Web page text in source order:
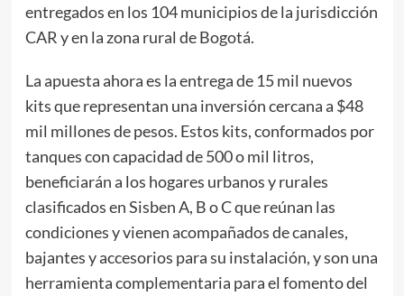
entregados en los 104 municipios de la jurisdicción
CAR y en la zona rural de Bogotá.
La apuesta ahora es la entrega de 15 mil nuevos
kits que representan una inversión cercana a $48
mil millones de pesos. Estos kits, conformados por
tanques con capacidad de 500 o mil litros,
beneficiarán a los hogares urbanos y rurales
clasificados en Sisben A, B o C que reúnan las
condiciones y vienen acompañados de canales,
bajantes y accesorios para su instalación, y son una
herramienta complementaria para el fomento del